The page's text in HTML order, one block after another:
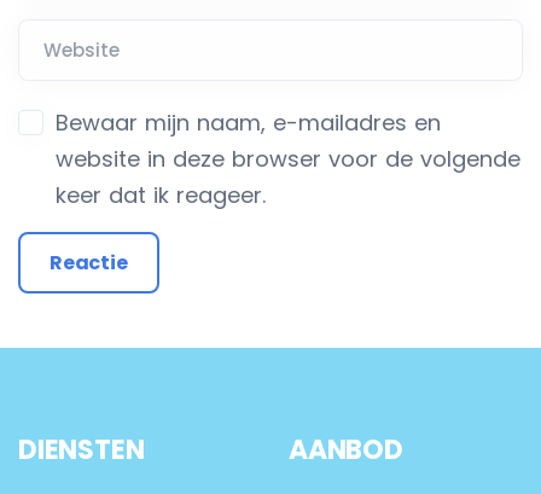
Bewaar mijn naam, e-mailadres en
website in deze browser voor de volgende
keer dat ik reageer.
DIENSTEN AANBOD